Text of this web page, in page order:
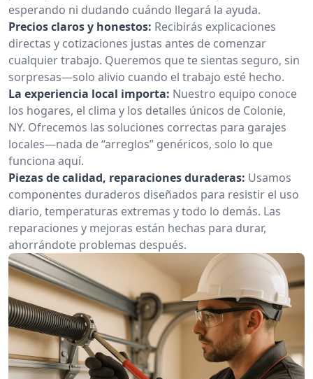
esperando ni dudando cuándo llegará la ayuda.
Precios claros y honestos: Recibirás explicaciones
directas y cotizaciones justas antes de comenzar
cualquier trabajo. Queremos que te sientas seguro, sin
sorpresas—solo alivio cuando el trabajo esté hecho.
La experiencia local importa: Nuestro equipo conoce
los hogares, el clima y los detalles únicos de Colonie,
NY. Ofrecemos las soluciones correctas para garajes
locales—nada de “arreglos” genéricos, solo lo que
funciona aquí.
Piezas de calidad, reparaciones duraderas: Usamos
componentes duraderos diseñados para resistir el uso
diario, temperaturas extremas y todo lo demás. Las
reparaciones y mejoras están hechas para durar,
ahorrándote problemas después.